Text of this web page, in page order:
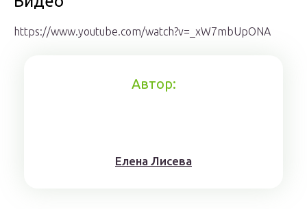
https://www.youtube.com/watch?v=_xW7mbUpONA
Автор:
Елена Лисева